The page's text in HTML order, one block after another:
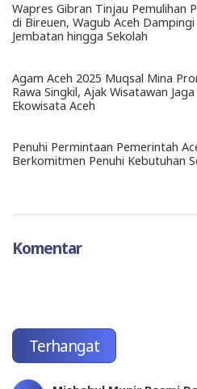
Wapres Gibran Tinjau Pemulihan
di Bireuen, Wagub Aceh
Jembatan hingga Sekolah
Agam Aceh 2025 Muqsal Mina
Rawa Singkil, Ajak Wisatawan
Ekowisata Aceh
Penuhi Permintaan Pemerintah
Berkomitmen Penuhi Kebutuhan
Komentar
Terhangat